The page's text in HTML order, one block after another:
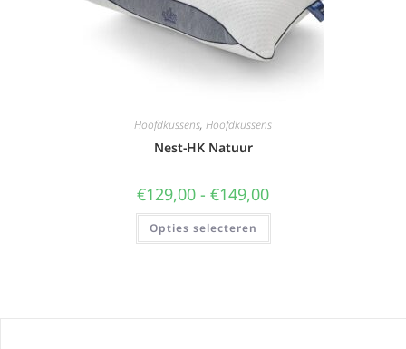
Hoofdkussens, Hoofdkussens
Nest-HK Natuur
€129,00 - €149,00
Opties selecteren